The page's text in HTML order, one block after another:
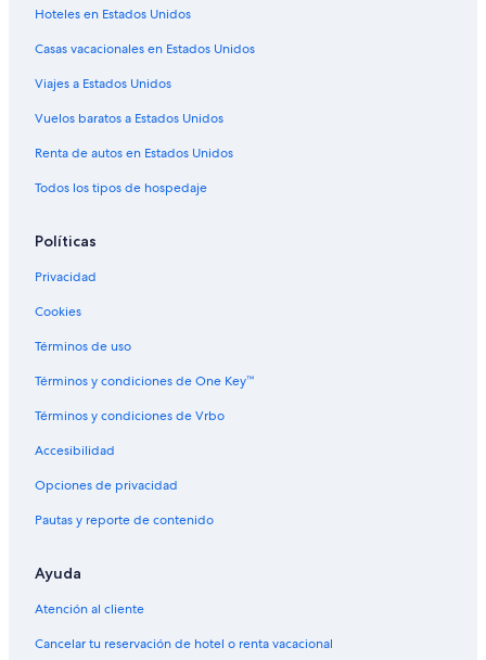
Hoteles haciendas en Guatapé
Hostales en Guatapé
Hoteles Cápsula en Guatapé
Hoteles con spa en Guatapé
Hoteles todo incluido en Guatapé
Hoteles en la playa en Guatapé
Hoteles románticos en Guatapé
Hoteles baratos en Guatapé
Hoteles cerca de la catedral en Guatapé
Hoteles cerca del lago en Guatapé
Hoteles con bar en Guatapé
Hoteles con desayuno incluido en Guatapé
Hoteles con estacionamiento en Guatapé
Hoteles con área de juegos en Guatapé
Hoteles con hidromasaje en Guatapé
Hoteles con traslado del/al aeropuerto en Guatapé
Hoteles con vista en Guatapé
Hoteles en Estados Unidos
Casas vacacionales en Estados Unidos
Viajes a Estados Unidos
Vuelos baratos a Estados Unidos
Renta de autos en Estados Unidos
Todos los tipos de hospedaje
Políticas
Privacidad
Cookies
Términos de uso
Términos y condiciones de One Key™
Términos y condiciones de Vrbo
Accesibilidad
Opciones de privacidad
Pautas y reporte de contenido
Ayuda
Atención al cliente
Cancelar tu reservación de hotel o renta vacacional